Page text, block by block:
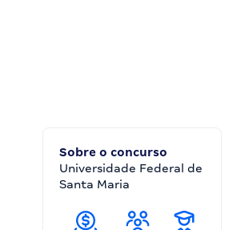
Sobre o concurso
Universidade Federal de
Santa Maria